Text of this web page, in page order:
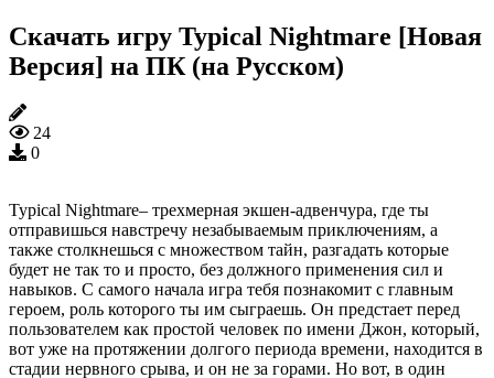
Скачать игру Typical Nightmare [Новая
Версия] на ПК (на Русском)
24
0
Typical Nightmare– трехмерная экшен-адвенчура, где ты
отправишься навстречу незабываемым приключениям, а
также столкнешься с множеством тайн, разгадать которые
будет не так то и просто, без должного применения сил и
навыков. С самого начала игра тебя познакомит с главным
героем, роль которого ты им сыграешь. Он предстает перед
пользователем как простой человек по имени Джон, который,
вот уже на протяжении долгого периода времени, находится в
стадии нервного срыва, и он не за горами. Но вот, в один